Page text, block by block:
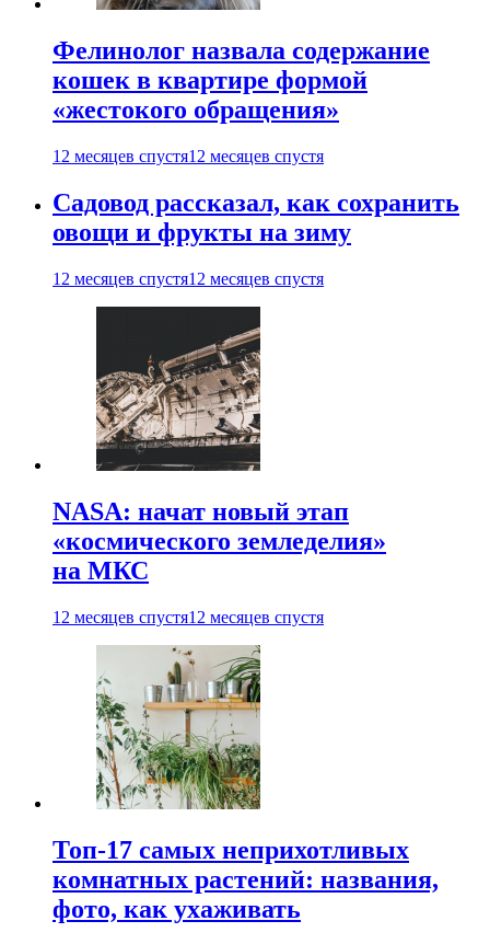
Фелинолог назвала содержание
кошек в квартире формой
«жестокого обращения»
12 месяцев спустя12 месяцев спустя
Садовод рассказал, как сохранить
овощи и фрукты на зиму
12 месяцев спустя12 месяцев спустя
NASA: начат новый этап
«космического земледелия»
на МКС
12 месяцев спустя12 месяцев спустя
Топ-17 самых неприхотливых
комнатных растений: названия,
фото, как ухаживать